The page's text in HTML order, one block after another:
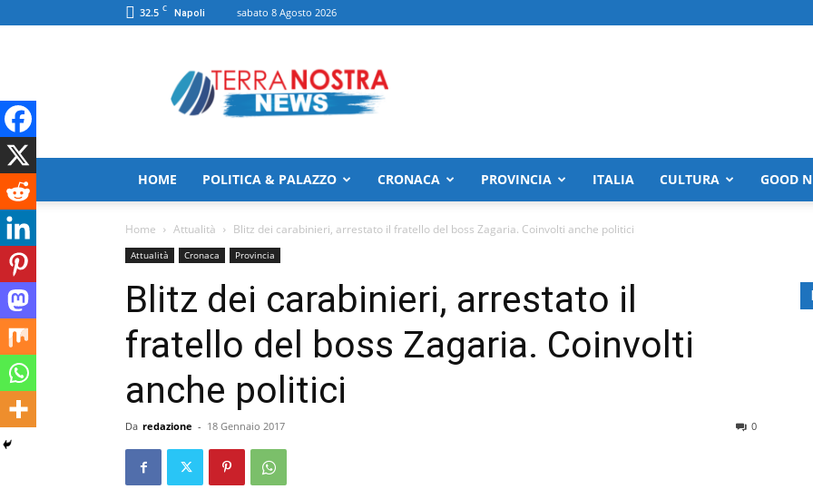
32.5 C Napoli sabato 8 Agosto 2026
HOME POLITICA & PALAZZO CRONACA PROVINCIA ITALIA CULTURA GOOD
Home Attualità Blitz dei carabinieri, arrestato il fratello del boss Zagaria. Coinvolti anche politici
Attualità Cronaca Provincia
Blitz dei carabinieri, arrestato il
fratello del boss Zagaria. Coinvolti
anche politici
Da redazione - 18 Gennaio 2017 0